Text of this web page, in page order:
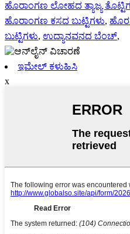
ಹೊರಾಂಗಣ ಲೋಹದ ತ್ಯಾಜ್ಯ
ಹೊರಾಂಗಣ ಕಸದ ಬುಟ್ಟಿಗಳು,
ಬುಟ್ಟಿಗಳು, ಉದ್ಯಾನವನದ ಬೆಂಚ್,
ಇಮೇಲ್ ಕಳುಹಿಸಿ
x